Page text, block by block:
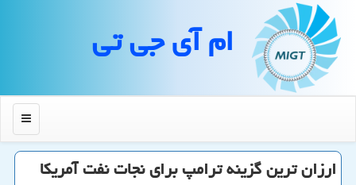
ام آی جی تی
منو
ارزان ترین گزینه ترامپ برای نجات نفت آمریكا